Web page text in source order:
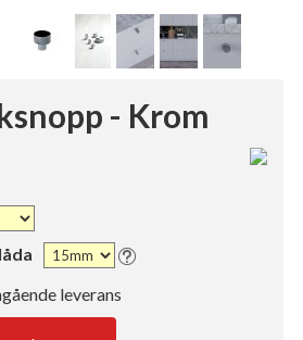
- Krom
leverans